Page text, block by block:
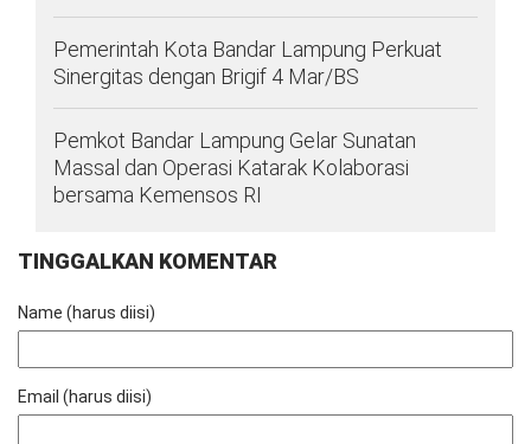
Pemerintah Kota Bandar Lampung Perkuat
Sinergitas dengan Brigif 4 Mar/BS
Pemkot Bandar Lampung Gelar Sunatan
Massal dan Operasi Katarak Kolaborasi
bersama Kemensos RI
TINGGALKAN KOMENTAR
Name (harus diisi)
Email (harus diisi)